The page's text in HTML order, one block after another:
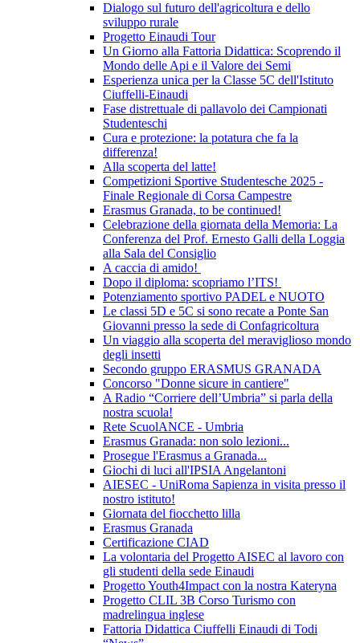
Dialogo sul futuro dell'agricoltura e dello
sviluppo rurale
Progetto Einaudi Tour
Un Giorno alla Fattoria Didattica: Scoprendo il
Mondo delle Api e il Valore dei Semi
Esperienza unica per la Classe 5C dell'Istituto
Ciuffelli-Einaudi
Fase distrettuale di pallavolo dei Campionati
Studenteschi
Cura e protezione: la potatura che fa la
differenza!
Alla scoperta del latte!
Competizioni Sportive Studentesche 2025 -
Finale Regionale di Corsa Campestre
Erasmus Granada, to be continued!
Celebrazione della giornata della Memoria: La
Conferenza del Prof. Ernesto Galli della Loggia
alla Sala del Consiglio
A caccia di amido!
Dopo il diploma: scopriamo l’ITS!
Potenziamento sportivo PADEL e NUOTO
Le classi 5D e 5C si sono recate a Ponte San
Giovanni presso la sede di Confagricoltura
Un viaggio alla scoperta del meraviglioso mondo
degli insetti
Secondo gruppo ERASMUS GRANADA
Concorso "Donne sicure in cantiere"
A Radio “Corriere dell’Umbria” si parla della
nostra scuola!
Rete ScuolANCE - Umbria
Erasmus Granada: non solo lezioni...
Prosegue l'Erasmus a Granada...
Giochi di luci all'IPSIA Angelantoni
AIESEC - UniRoma Sapienza in visita presso il
nostro istituto!
Giornata del fiocchetto lilla
Erasmus Granada
Certificazione CIAD
La volontaria del Progetto AISEC al lavoro con
gli studenti della sede Einaudi
Progetto Youth4Impact con la nostra Kateryna
Progetto CLIL 3B Corso Turismo con
madrelingua inglese
Fattoria Didattica Ciuffelli Einaudi di Todi